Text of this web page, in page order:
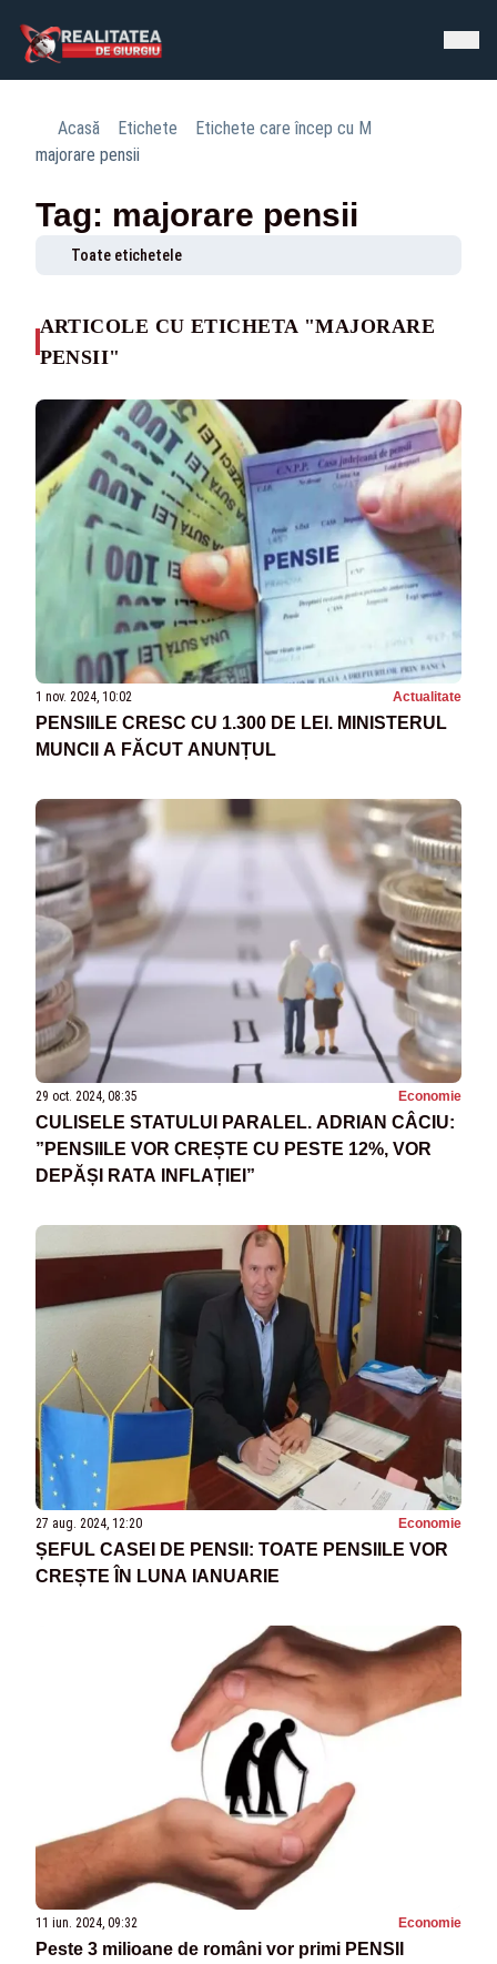
Acasă Etichete
Etichete care încep cu M
majorare pensii
Tag: majorare pensii
Toate etichetele
ARTICOLE CU ETICHETA "MAJORARE
PENSII"
1 nov. 2024, 10:02 Actualitate
PENSIILE CRESC CU 1.300 DE LEI. MINISTERUL
MUNCII A FĂCUT ANUNȚUL
29 oct. 2024, 08:35 Economie
CULISELE STATULUI PARALEL. ADRIAN CÂCIU:
”PENSIILE VOR CREȘTE CU PESTE 12%, VOR
DEPĂȘI RATA INFLAȚIEI”
27 aug. 2024, 12:20 Economie
ȘEFUL CASEI DE PENSII: TOATE PENSIILE VOR
CREȘTE ÎN LUNA IANUARIE
11 iun. 2024, 09:32 Economie
Peste 3 milioane de români vor primi PENSII